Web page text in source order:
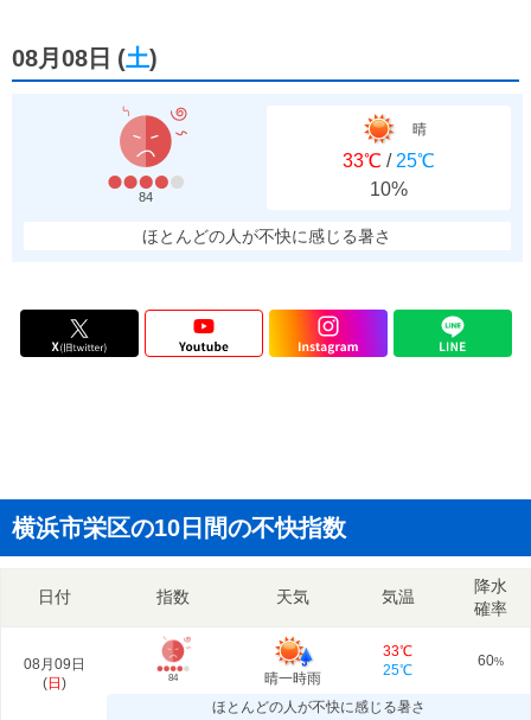
08月08日 (土)
84
晴
33℃ / 25℃
10%
ほとんどの人が不快に感じる暑さ
横浜市栄区の10日間の不快指数
日付 指数 天気 気温
降水
確率
08月09日
(日 ) 84 晴一時雨
33℃
25℃
60%
ほとんどの人が不快に感じる暑さ